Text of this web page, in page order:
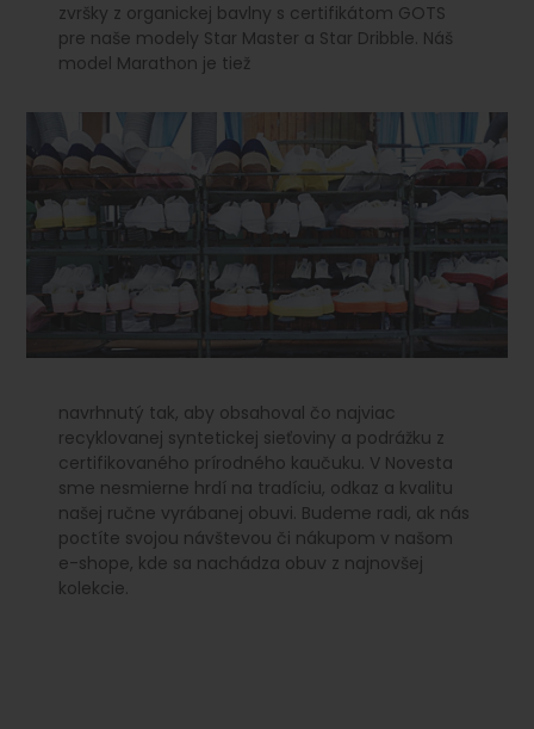
zvršky z organickej bavlny s certifikátom GOTS
pre naše modely Star Master a Star Dribble. Náš
model Marathon je tiež
navrhnutý tak, aby obsahoval čo najviac
recyklovanej syntetickej sieťoviny a podrážku z
certifikovaného prírodného kaučuku. V Novesta
sme nesmierne hrdí na tradíciu, odkaz a kvalitu
našej ručne vyrábanej obuvi. Budeme radi, ak nás
poctíte svojou návštevou či nákupom v našom
e-shope, kde sa nachádza obuv z najnovšej
kolekcie.